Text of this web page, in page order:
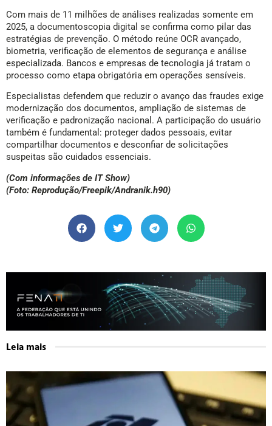
Com mais de 11 milhões de análises realizadas somente em
2025, a documentoscopia digital se confirma como pilar das
estratégias de prevenção. O método reúne OCR avançado,
biometria, verificação de elementos de segurança e análise
especializada. Bancos e empresas de tecnologia já tratam o
processo como etapa obrigatória em operações sensíveis.
Especialistas defendem que reduzir o avanço das fraudes exige
modernização dos documentos, ampliação de sistemas de
verificação e padronização nacional. A participação do usuário
também é fundamental: proteger dados pessoais, evitar
compartilhar documentos e desconfiar de solicitações
suspeitas são cuidados essenciais.
(Com informações de IT Show)
(Foto: Reprodução/Freepik/Andranik.h90)
Leia mais